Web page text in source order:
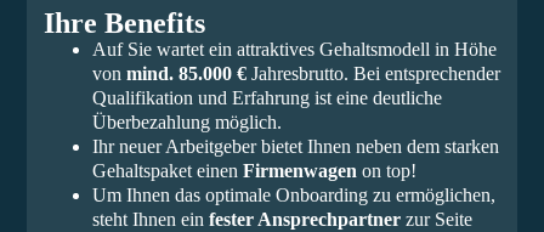
Ihre Benefits
Auf Sie wartet ein attraktives Gehaltsmodell in Höhe
von mind. 85.000 €Jahresbrutto. Bei entsprechender
Qualifikation und Erfahrung ist eine deutliche
Überbezahlung möglich.
Ihr neuer Arbeitgeber bietet Ihnen neben dem starken
Gehaltspaket einen Firmenwagen on top!
Um Ihnen das optimale Onboarding zu ermöglichen,
steht Ihnen ein fester Ansprechpartnerzur Seite